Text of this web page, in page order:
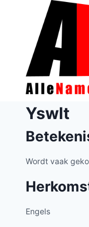
Yswlt
Wordt vaak
Engels